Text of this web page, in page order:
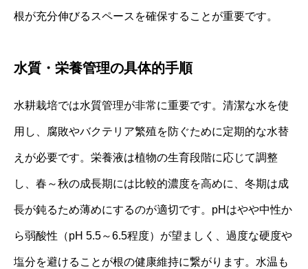
根が充分伸びるスペースを確保することが重要です。
水質・栄養管理の具体的手順
水耕栽培では水質管理が非常に重要です。清潔な水を使
用し、腐敗やバクテリア繁殖を防ぐために定期的な水替
えが必要です。栄養液は植物の生育段階に応じて調整
し、春～秋の成長期には比較的濃度を高めに、冬期は成
長が鈍るため薄めにするのが適切です。pHはやや中性か
ら弱酸性（pH 5.5～6.5程度）が望ましく、過度な硬度や
塩分を避けることが根の健康維持に繋がります。水温も